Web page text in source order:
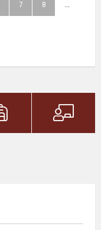
7 8 ...